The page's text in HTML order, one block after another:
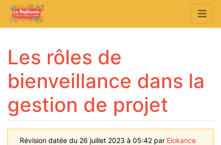
Les rôles de
bienveillance dans la
gestion de projet
Révision datée du 26 juillet 2023 à 05:42 par Elokance